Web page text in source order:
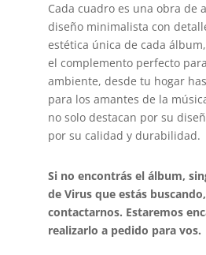
Cada cuadro es una obra de
diseño minimalista con
estética única de cada
el complemento perfecto
ambiente, desde tu hogar
para los amantes de la
no solo destacan por su
por su calidad y durabilidad.
Si no encontrás el álbum,
de Virus que estás
contactarnos. Estaremos
realizarlo a pedido para vos.